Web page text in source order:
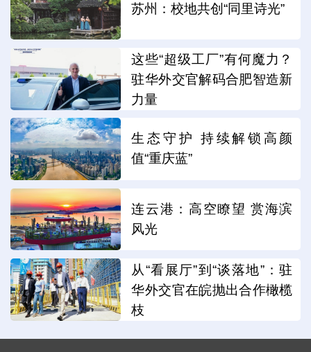
苏州：校地共创“同里诗光”
这些“超级工厂”有何魔力？
驻华外交官解码合肥智造新
力量
生态守护 持续解锁高颜
值“重庆蓝”
连云港：高空瞭望 赏海滨
风光
从“看展厅”到“谈落地”：驻
华外交官在皖抛出合作橄榄
枝